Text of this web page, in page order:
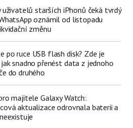
uživatelů starších iPhonů čeká tvrdý
oznámil od listopadu
změnu
po ruce USB flash disk? Zde je
snadno přenést data z jednoho
do druhého
majitele Galaxy Watch:
aktualizace odrovnala baterii a